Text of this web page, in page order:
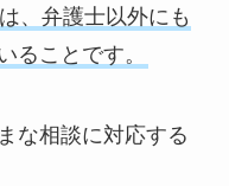
、弁護士以外にも
ることです。
な相談に対応する